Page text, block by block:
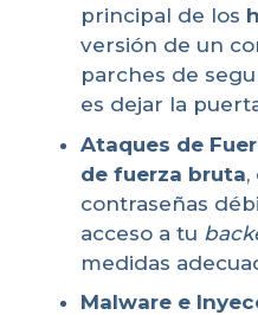
principal de los
versión de un
parches de
es dejar la
Ataques de
de fuerza bruta,
contraseñas
acceso a tu
medidas
Malware e